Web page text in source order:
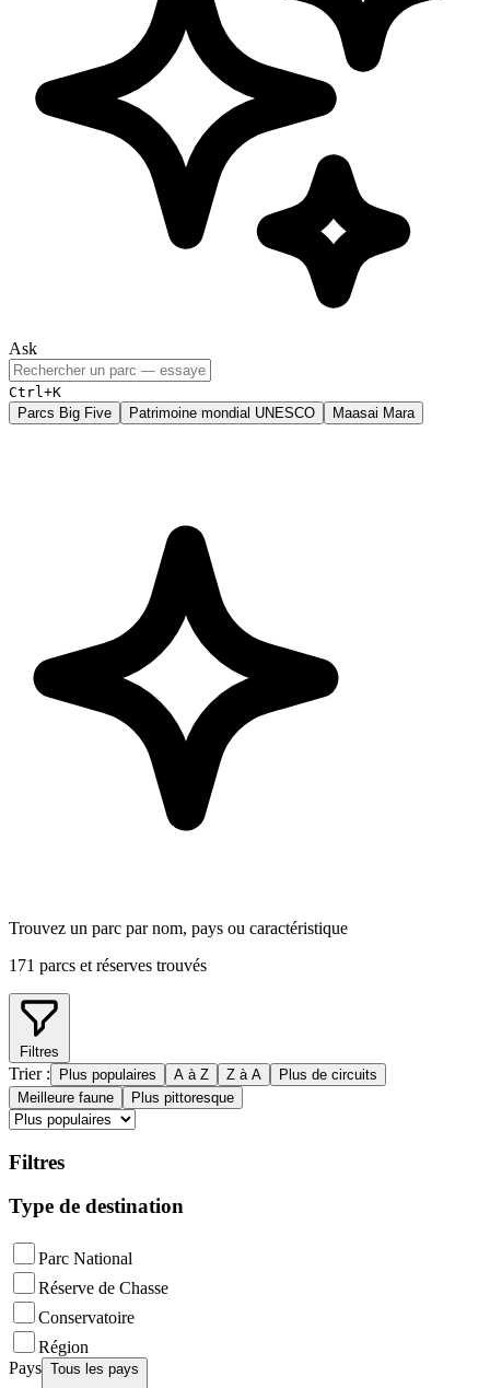
Ask
Ctrl+K
Parcs Big Five
Patrimoine mondial UNESCO Maasai Mara
Trouvez un parc par nom, pays ou caractéristique
171 parcs et réserves trouvés
Filtres
Trier : Plus populaires A à Z Z à A
Plus de circuits
Meilleure faune
Plus pittoresque
Filtres
Type de destination
Parc National
Réserve de Chasse
Conservatoire
Région
Pays Tous les pays